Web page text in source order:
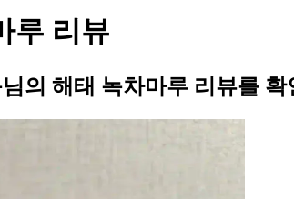
루 리뷰
의 해태 녹차마루 리뷰를 확